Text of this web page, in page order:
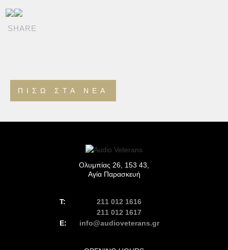
SHARE
ΠΊΣΩ ΣΤΑ ΝΈΑ
Ολυμπίας 26, 153 43,
Αγία Παρασκευή
211 012 1616
211 012 1617
info@audioveterans.gr